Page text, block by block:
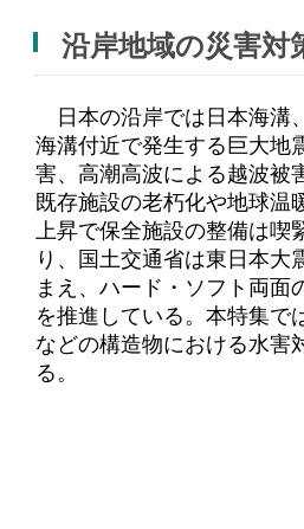
沿岸地域の災害対
日本の沿岸では日本海溝
海溝付近で発生する巨大地
害、高潮高波による越波被
既存施設の老朽化や地球温
上昇で保全施設の整備は喫
り、国土交通省は東日本大
まえ、ハード・ソフト両面
を推進している。本特集で
などの構造物における水害
る。